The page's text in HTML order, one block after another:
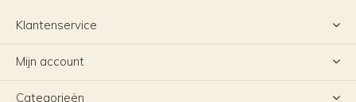
Klantenservice
Mijn account
Categorieën